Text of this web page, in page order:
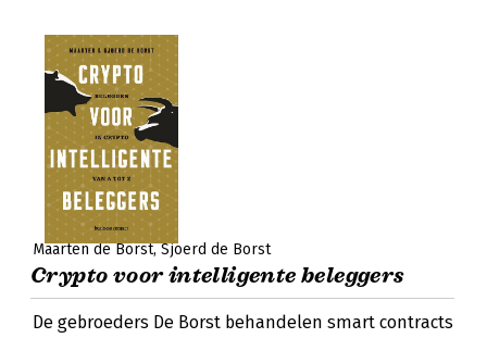
Maarten de Borst Sjoerd de Borst
Crypto voor intelligente beleggers
De gebroeders De Borst behandelen smart contracts